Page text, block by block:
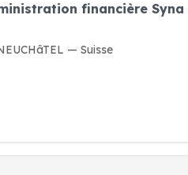
financière
— Suisse